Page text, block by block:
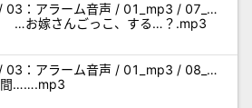
03：アラーム音声 / 01_mp3 / 07_…
…お嫁さんごっこ、する…？.mp3
03：アラーム音声 / 01_mp3 / 08_…
間…….mp3